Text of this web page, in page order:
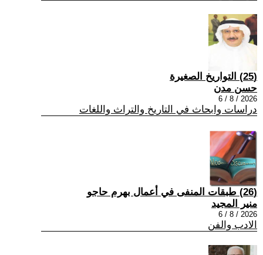
(25) التواريخ الصغيرة
حسن مدن
2026 / 8 / 6
دراسات وابحاث في التاريخ والتراث واللغات
(26) طبقات المنفى في أعمال بهرم حاجو
منير المجيد
2026 / 8 / 6
الادب والفن